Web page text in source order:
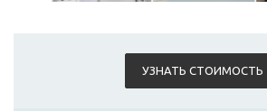
УЗНАТЬ СТОИМОСТЬ